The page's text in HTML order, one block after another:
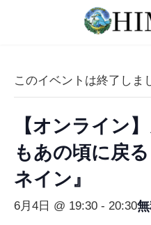
このイベントは終了しま
【オンライン
もあの頃に戻
ネイン』
6月4日 @ 19:30 - 20:30